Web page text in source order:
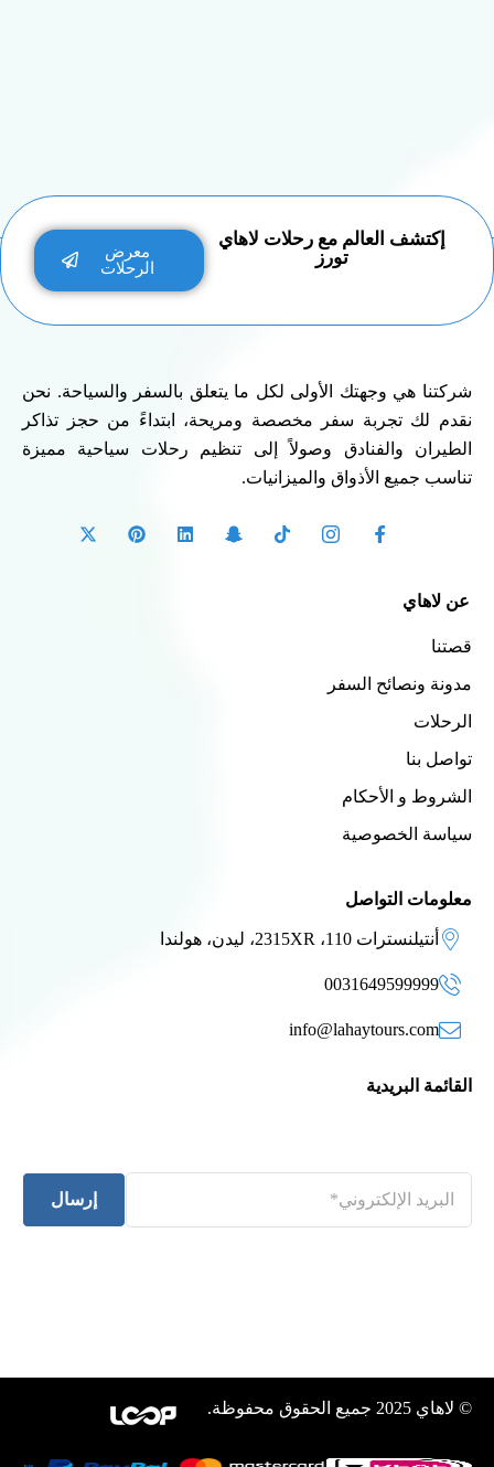
إكتشف العالم مع رحلات لاهاي
تورز
معرض
الرحلات
شركتنا هي وجهتك الأولى لكل ما يتعلق بالسفر والسياحة. نحن
نقدم لك تجربة سفر مخصصة ومريحة، ابتداءً من حجز تذاكر
الطيران والفنادق وصولاً إلى تنظيم رحلات سياحية مميزة
تناسب جميع الأذواق والميزانيات.
عن لاهاي
قصتنا
مدونة ونصائح السفر
الرحلات
تواصل بنا
الشروط و الأحكام
سياسة الخصوصية
معلومات التواصل
أنتيلنسترات 110، 2315XR، ليدن، هولندا
0031649599999
info@lahaytours.com
القائمة البريدية
إرسال
© لاهاي 2025 جميع الحقوق محفوظة.